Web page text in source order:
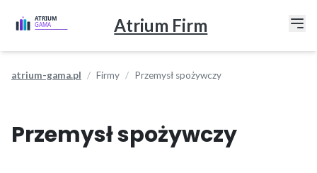
Atrium Firm
atrium-gama.pl Firmy Przemysł spożywczy
Przemysł spożywczy